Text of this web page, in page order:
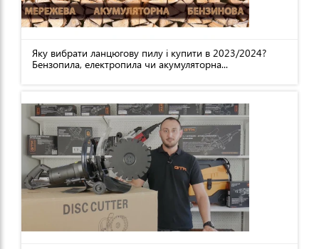
Яку вибрати ланцюгову пилу і купити в 2023/2024?
Бензопила, електропила чи акумуляторна...